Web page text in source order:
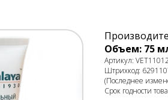
Объем: 75
Артикул:
Штрихкод:
(Последнее
Срок годности